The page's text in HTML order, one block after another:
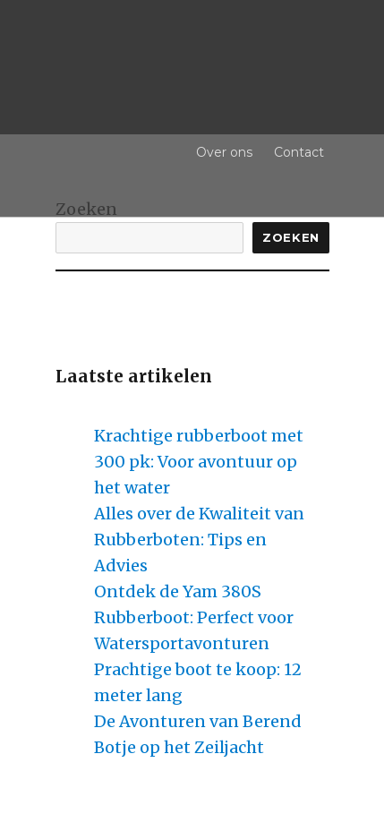
Over ons Contact
Zoeken
ZOEKEN
Laatste artikelen
Krachtige rubberboot met
300 pk: Voor avontuur op
het water
Alles over de Kwaliteit van
Rubberboten: Tips en
Advies
Ontdek de Yam 380S
Rubberboot: Perfect voor
Watersportavonturen
Prachtige boot te koop: 12
meter lang
De Avonturen van Berend
Botje op het Zeiljacht